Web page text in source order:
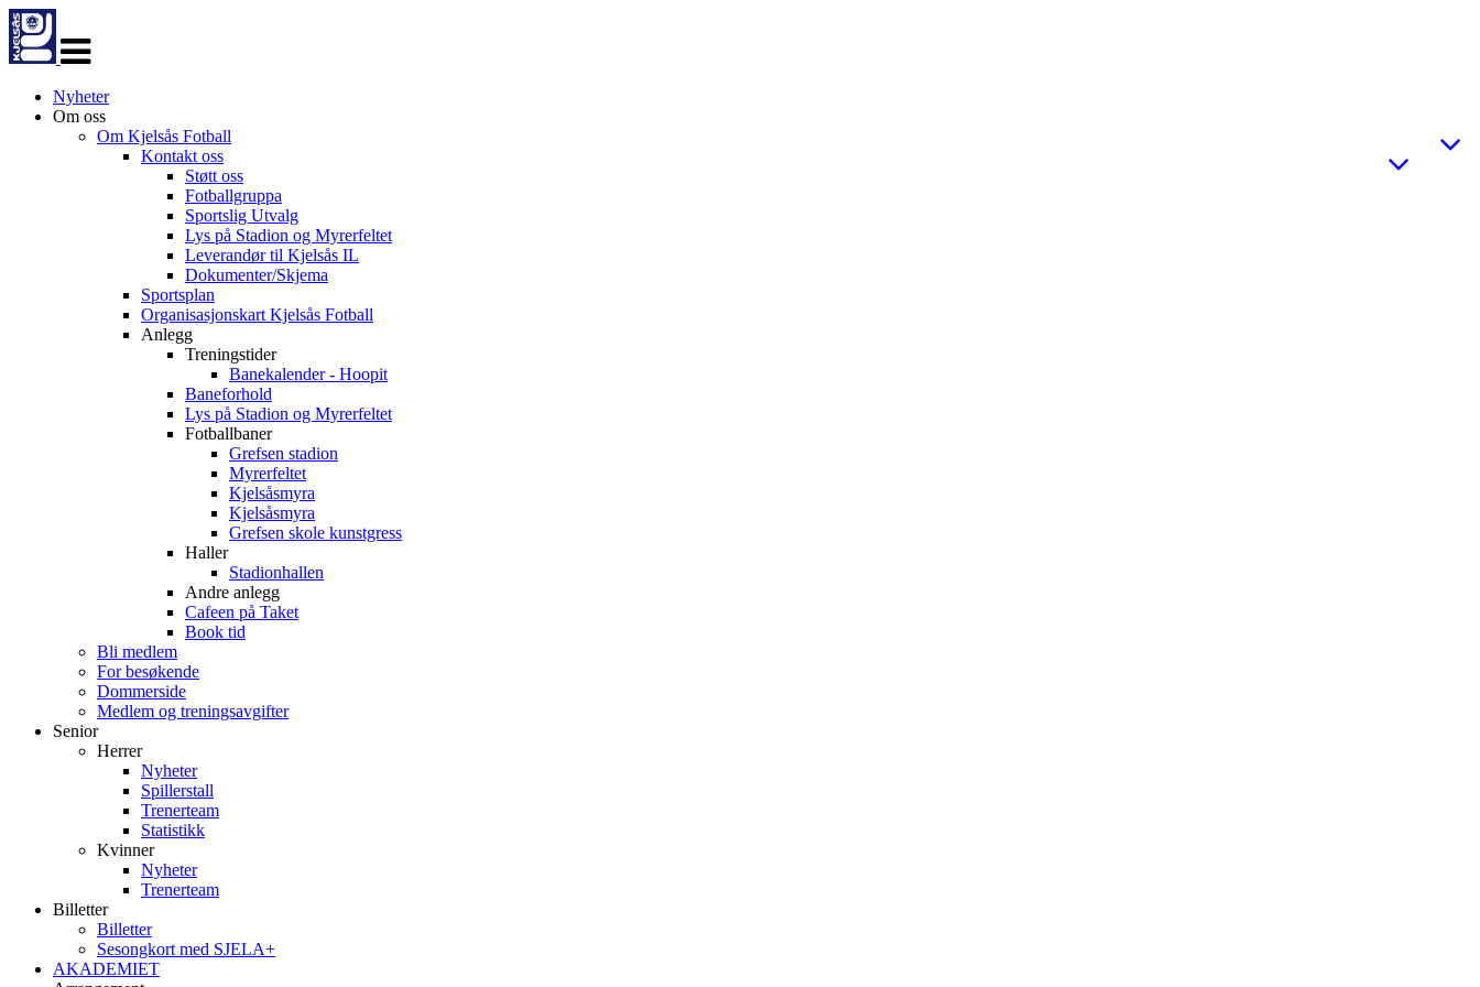
navigasjon
Nyheter
Om oss
Om Kjelsås Fotball
Kontakt oss
Støtt oss
Fotballgruppa
Sportslig Utvalg
Lys på Stadion og Myrerfeltet
Leverandør til Kjelsås IL
Dokumenter/Skjema
Sportsplan
Organisasjonskart Kjelsås Fotball
Anlegg
Treningstider
Banekalender - Hoopit
Baneforhold
Lys på Stadion og Myrerfeltet
Fotballbaner
Grefsen stadion
Myrerfeltet
Kjelsåsmyra
Kjelsåsmyra
Grefsen skole kunstgress
Haller
Stadionhallen
Andre anlegg
Cafeen på Taket
Book tid
Bli medlem
For besøkende
Dommerside
Medlem og treningsavgifter
Senior
Herrer
Nyheter
Spillerstall
Trenerteam
Statistikk
Kvinner
Nyheter
Trenerteam
Billetter
Billetter
Sesongkort med SJELA+
AKADEMIET